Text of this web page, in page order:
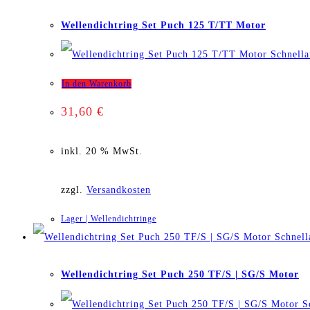
Produktseite
Wellendichtring Set Puch 125 T/TT Motor
In den Warenkorb
31,60 €
inkl. 20 % MwSt.
zzgl. Versandkosten
Lager | Wellendichtringe
Wellendichtring Set Puch 250 TF/S | SG/S Motor